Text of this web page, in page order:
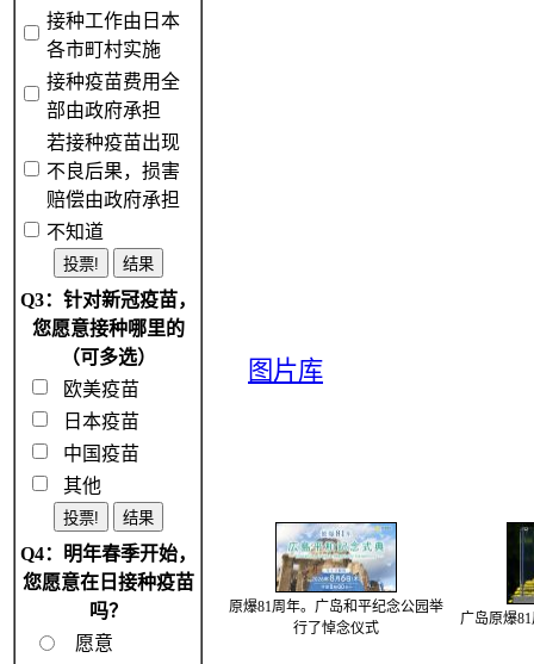
接种工作由日本
各市町村实施
接种疫苗费用全
部由政府承担
若接种疫苗出现
不良后果，损害
赔偿由政府承担
不知道
Q3：针对新冠疫苗，
您愿意接种哪里的
（可多选）
欧美疫苗
日本疫苗
中国疫苗
其他
Q4：明年春季开始，
您愿意在日接种疫苗
吗？
愿意
图片库
原爆81周年。广岛和平纪念公园举
行了悼念仪式
广岛原爆